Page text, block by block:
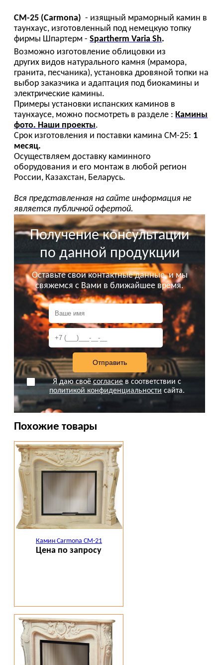
СМ-25 (Carmona) - изящный мраморный камин в
таунхаус, изготовленный под немецкую топку
фирмы Шпартерм -Spartherm Varia Sh.
Возможно изготовление облицовки из
других видов натурального камня (мрамора,
гранита, песчаника), установка дровяной топки на
выбор заказчика и адаптация под биокамины и
электрические камины.
Примеры установки испанских каминов в
таунхаусе, можно посмотреть в разделе : Камины
фото. Наши проекты.
Срок изготовления и поставки камина CM-25: 1
месяц.
Осуществляем доставку каминного
оборудования и его монтаж в любой регион
России, Казахстан, Беларусь.
Вся представленная на сайте информация не
является публичной офертой.
Получение консультации
по данной продукции
Оставьте свои контактные данные, и мы
свяжемся с Вами в ближайшее время.
Я даю своёсогласиев соответствии с
политикой конфиденциальности сайта.
Похожие товары
Камин Carmona CM-21
Цена по запросу